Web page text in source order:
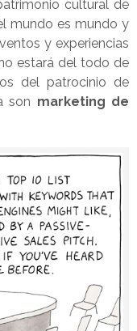
cultural de
mundo es mundo y
y experiencias
estará del todo de
del patrocinio de
son marketing de